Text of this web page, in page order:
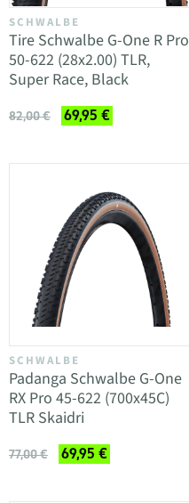
SCHWALBE
Tire Schwalbe G-One R Pro
50-622 (28x2.00) TLR,
Super Race, Black
82,00 € 69,95 €
SCHWALBE
Padanga Schwalbe G-One
RX Pro 45-622 (700x45C)
TLR Skaidri
77,00 € 69,95 €